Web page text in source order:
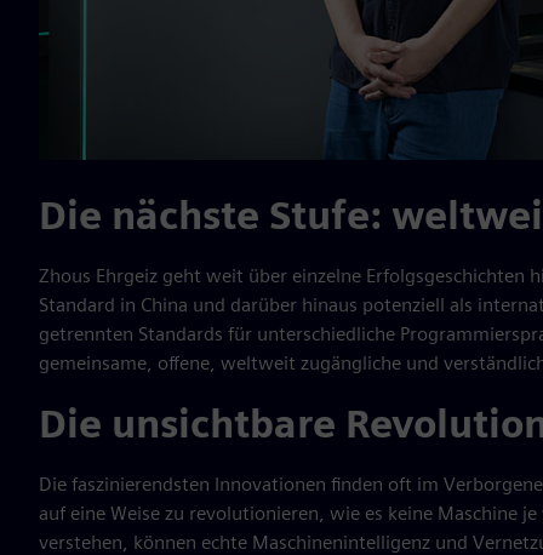
Die nächste Stufe:
Zhous Ehrgeiz geht weit über einzelne Erfolgsgeschichten
Standard in China und darüber hinaus potenziell als
getrennten Standards für unterschiedliche
gemeinsame, offene, weltweit zugängliche und
Die unsichtbare
Die faszinierendsten Innovationen finden oft im
auf eine Weise zu revolutionieren, wie es keine Maschine
verstehen, können echte Maschinenintelligenz und